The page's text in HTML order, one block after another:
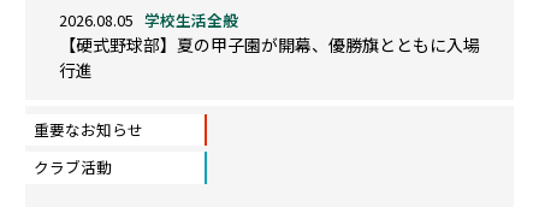
2026.08.05 学校生活全般
【硬式野球部】夏の甲子園が開幕、優勝旗とともに入場
行進
重要なお知らせ
クラブ活動